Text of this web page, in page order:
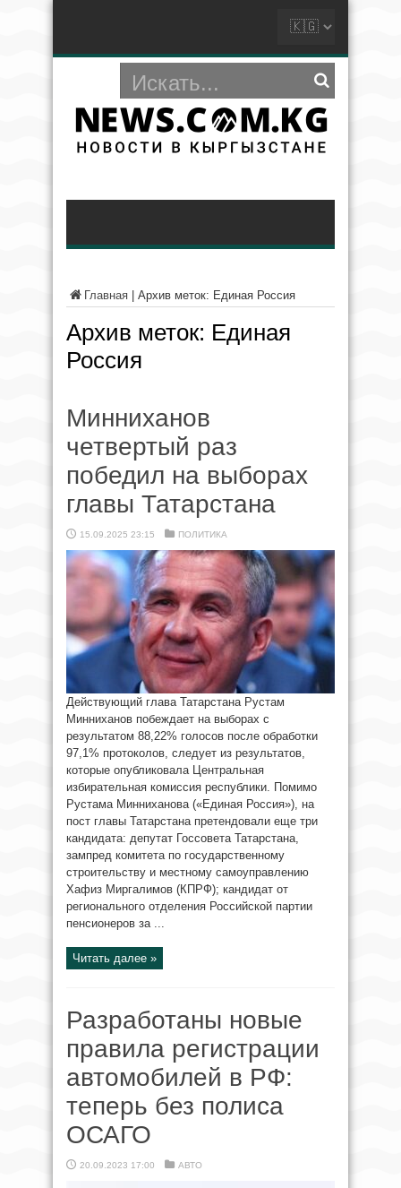
Главная Архив меток: Единая Россия
Архив меток: Единая
Россия
Минниханов
четвертый раз
победил на выборах
главы Татарстана
15.09.2025 23:15 ПОЛИТИКА
Действующий глава Татарстана Рустам
Минниханов побеждает на выборах с
результатом 88,22% голосов после обработки
97,1% протоколов, следует из результатов,
которые опубликовала Центральная
избирательная комиссия республики. Помимо
Рустама Минниханова («Единая Россия»), на
пост главы Татарстана претендовали еще три
кандидата: депутат Госсовета Татарстана,
зампред комитета по государственному
строительству и местному самоуправлению
Хафиз Миргалимов (КПРФ); кандидат от
регионального отделения Российской партии
пенсионеров за ...
Читать далее »
Разработаны новые
правила регистрации
автомобилей в РФ:
теперь без полиса
ОСАГО
20.09.2023 17:00 АВТО